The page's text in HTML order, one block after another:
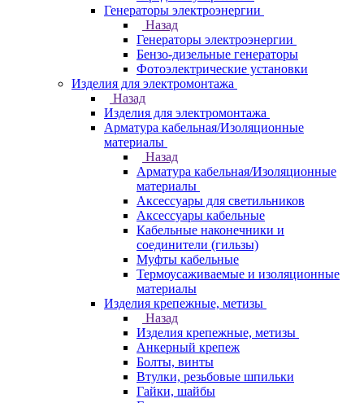
Генераторы электроэнергии
Назад
Генераторы электроэнергии
Бензо-дизельные генераторы
Фотоэлектрические установки
Изделия для электромонтажа
Назад
Изделия для электромонтажа
Арматура кабельная/Изоляционные
материалы
Назад
Арматура кабельная/Изоляционные
материалы
Аксессуары для светильников
Аксессуары кабельные
Кабельные наконечники и
соединители (гильзы)
Муфты кабельные
Термоусаживаемые и изоляционные
материалы
Изделия крепежные, метизы
Назад
Изделия крепежные, метизы
Анкерный крепеж
Болты, винты
Втулки, резьбовые шпильки
Гайки, шайбы